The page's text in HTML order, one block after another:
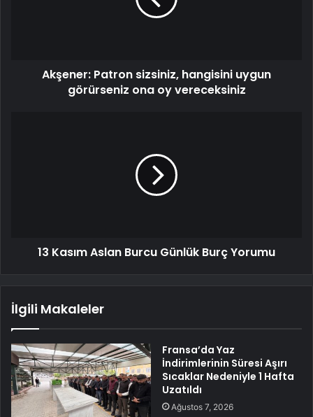
Akşener: Patron sizsiniz, hangisini uygun
görürseniz ona oy vereceksiniz
13 Kasım Aslan Burcu Günlük Burç Yorumu
İlgili Makaleler
Fransa’da Yaz
İndirimlerinin Süresi Aşırı
Sıcaklar Nedeniyle 1 Hafta
Uzatıldı
Ağustos 7, 2026